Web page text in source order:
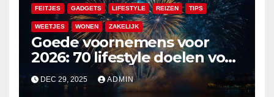
FEITJES GADGETS LIFESTYLE REIZEN TIPS
WEETJES WONEN ZAKELIJK
Goede voornemens voor
2026: 70 lifestyle doelen voor
een veelzijdig en leuk jaar
DEC 29, 2025 ADMIN